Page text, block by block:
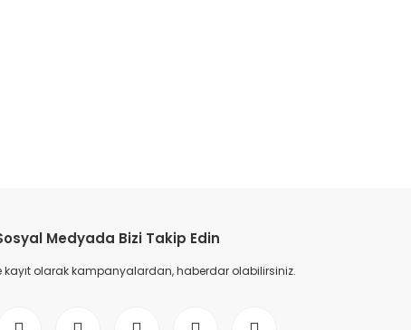
Medyada Bizi Takip Edin
kayıt olarak kampanyalardan, haberdar olabilirsiniz.